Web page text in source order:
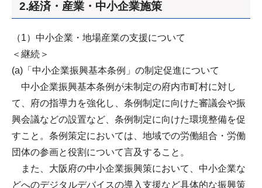
2.経済・産業・中小企業施策
（1）中小企業・地場産業の支援について
＜継続＞
(a)「中小企業振興基本条例」の制定促進について
中小企業振興基本条例が未制定の府内市町村に対し
て、府の指導力を強化し、条例制定に向けた審議会や振
興会議などの設置など、条例制定に向けた環境整備を促
すこと。条例策定においては、地域での労働組合・労働
団体の参画と役割について言及すること。
また、大阪府の中小企業振興策において、中小企業な
どへのデジタルデバイスの導入支援など具体的な振興策